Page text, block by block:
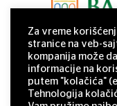
Za vreme
stranice na veb-
kompanija može
informacije na
putem "kolačića"
Tehnologija